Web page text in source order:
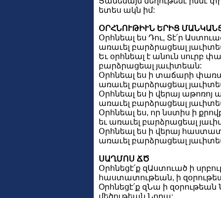
ետես ակն իմ:
ՕՐՀՆՈՒԹԻՒՆ ԵՐԻՑ
Օրհնեալ ես Դու, Տէ՛ր
առաւել բարձրացեալ
Եւ օրհնեալ է անուն սուրբ
բարձրացեալ յաւիտեան:
Օրհնեալ ես ի տաճարի
առաւել բարձրացեալ
Օրհնեալ ես ի վերայ աթոռոյ
առաւել բարձրացեալ
Օրհնեալ ես, որ նստիս ի
եւ առաւել բարձրացեալ
Օրհնեալ ես ի վերայ
առաւել բարձրացեալ
ՍԱՂՄՈՍ ՃԾ
Օրհնեցէ՛ք զԱստուած ի
հաստատութեան, ի
Oրհնեցէ՛ք զՆա ի